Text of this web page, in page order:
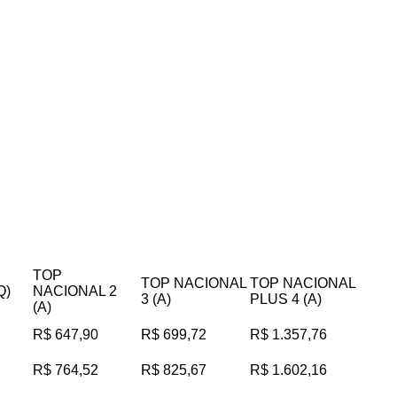
TOP
NACIONAL 2
(A)
TOP NACIONAL
3 (A)
TOP NACIONAL
PLUS 4 (A)
R$ 647,90 R$ 699,72 R$ 1.357,76
R$ 764,52 R$ 825,67 R$ 1.602,16